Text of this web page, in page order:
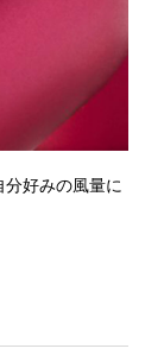
分好みの風量に